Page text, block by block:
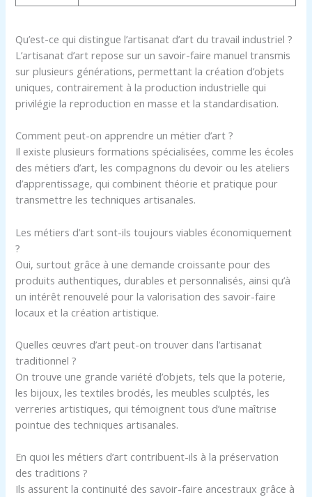
Qu’est-ce qui distingue l’artisanat d’art du travail industriel ?
L’artisanat d’art repose sur un savoir-faire manuel transmis
sur plusieurs générations, permettant la création d’objets
uniques, contrairement à la production industrielle qui
privilégie la reproduction en masse et la standardisation.
Comment peut-on apprendre un métier d’art ?
Il existe plusieurs formations spécialisées, comme les écoles
des métiers d’art, les compagnons du devoir ou les ateliers
d’apprentissage, qui combinent théorie et pratique pour
transmettre les techniques artisanales.
Les métiers d’art sont-ils toujours viables économiquement
?
Oui, surtout grâce à une demande croissante pour des
produits authentiques, durables et personnalisés, ainsi qu’à
un intérêt renouvelé pour la valorisation des savoir-faire
locaux et la création artistique.
Quelles œuvres d’art peut-on trouver dans l’artisanat
traditionnel ?
On trouve une grande variété d’objets, tels que la poterie,
les bijoux, les textiles brodés, les meubles sculptés, les
verreries artistiques, qui témoignent tous d’une maîtrise
pointue des techniques artisanales.
En quoi les métiers d’art contribuent-ils à la préservation
des traditions ?
Ils assurent la continuité des savoir-faire ancestraux grâce à